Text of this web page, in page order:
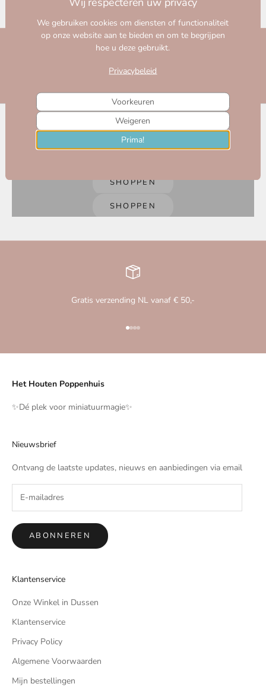
liefde bedacht.
Ontdek onze collecties
Eikenhouten Meubels
SHOPPEN
Unieke Poppenhuizen
SHOPPEN
Gratis verzending NL vanaf € 50,-
Naar artikel 1
Naar artikel 2
Naar artikel 3
Naar artikel 4
Het Houten Poppenhuis
✨️Dé plek voor miniatuurmagie✨️
Nieuwsbrief
Ontvang de laatste updates, nieuws en aanbiedingen via email
ABONNEREN
Klantenservice
Onze Winkel in Dussen
Klantenservice
Privacy Policy
Algemene Voorwaarden
Mijn bestellingen